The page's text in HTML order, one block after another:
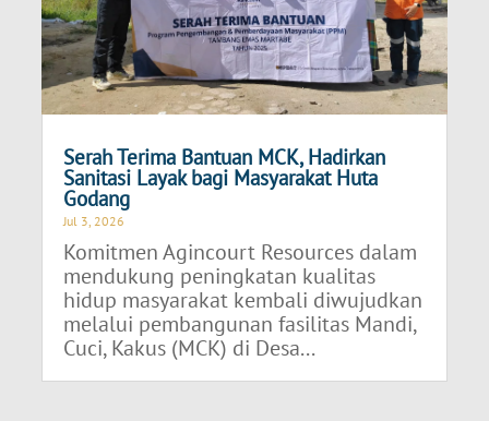
Serah Terima Bantuan MCK, Hadirkan
Sanitasi Layak bagi Masyarakat Huta
Godang
Jul 3, 2026
Komitmen Agincourt Resources dalam
mendukung peningkatan kualitas
hidup masyarakat kembali diwujudkan
melalui pembangunan fasilitas Mandi,
Cuci, Kakus (MCK) di Desa...